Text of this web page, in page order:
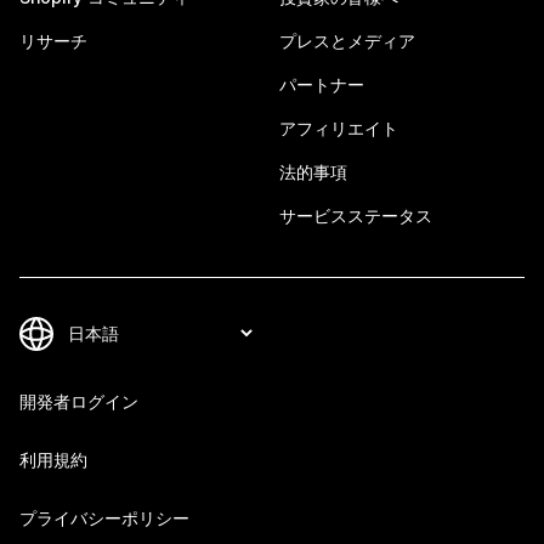
リサーチ プレスとメディア
パートナー
アフィリエイト
法的事項
サービスステータス
開発者ログイン
利用規約
プライバシーポリシー